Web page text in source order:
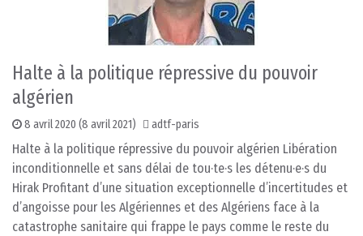
Halte à la politique répressive du pouvoir
algérien
8 avril 2020 (8 avril 2021) adtf-paris
Halte à la politique répressive du pouvoir algérien Libération
inconditionnelle et sans délai de tou·te·s les détenu·e·s du
Hirak Profitant d’une situation exceptionnelle d’incertitudes et
d’angoisse pour les Algériennes et des Algériens face à la
catastrophe sanitaire qui frappe le pays comme le reste du